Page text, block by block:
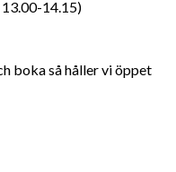
14.15)
boka så håller vi öppet